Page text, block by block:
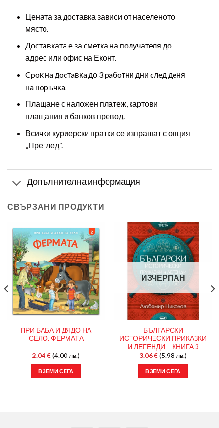
Цената за доставка зависи от населеното
място.
Доставката е за сметка на получателя до
адрес или офис на Еконт.
Cpoĸ нa дocтaвĸa до 3 paбoтни дни cлeд дeня
нa пopъчĸa.
Плащане с наложен платеж, картови
плащания и банков превод.
Всички куриерски пратки се изпращат с опция
„Преглед“.
Допълнителна информация
СВЪРЗАНИ ПРОДУКТИ
ПРИ БАБА И ДЯДО НА
СЕЛО. ФЕРМАТА
2.04€(4.00 лв.)
ВЗЕМИ СЕГА
ИЗЧЕРПАН
БЪЛГАРСКИ
ИСТОРИЧЕСКИ ПРИКАЗКИ
И ЛЕГЕНДИ – КНИГА 3
3.06€(5.98 лв.)
ВЗЕМИ СЕГА